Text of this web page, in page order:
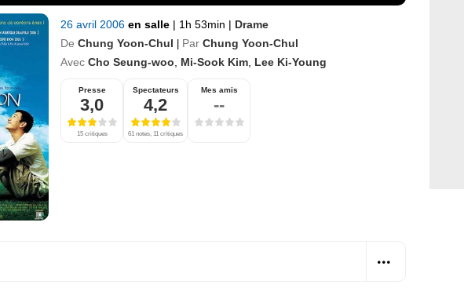
26 avril 2006 en salle | 1h 53min | Drame
De Chung Yoon-Chul | Par Chung Yoon-Chul
Avec Cho Seung-woo Mi-Sook Kim Lee Ki-Young
Presse
3,0
15 critiques
Spectateurs
4,2
61 notes, 11 critiques
Mes amis
--